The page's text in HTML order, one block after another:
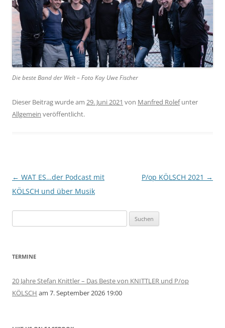
Die beste Band der Welt – Foto Kay Uwe Fischer
Dieser Beitrag wurde am 29. Juni 2021 von Manfred Rolefunter
Allgemein veröffentlicht.
Beitragsnavigation
← WAT ES…der Podcast mit
KÖLSCH und über Musik
P/op KÖLSCH 2021 →
nach:
TERMINE
20 Jahre Stefan Knittler – Das Beste von KNITTLER und P/op
KÖLSCH am 7. September 2026 19:00